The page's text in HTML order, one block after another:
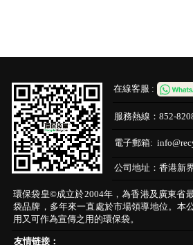
在線客服
服務熱線： 852-
電子郵箱:
公司地址： 香港新
環保袋皇©成立於2004年，為香港及廣東省
袋品牌，多年來一直處於市場領導地位。本
用又可作為宣傳之用的環保袋。
友情链接：